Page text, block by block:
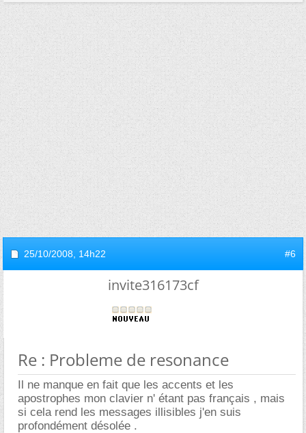
25/10/2008, 14h22 #6
invite316173cf
Re : Probleme de resonance
Il ne manque en fait que les accents et les
apostrophes mon clavier n' étant pas français , mais
si cela rend les messages illisibles j'en suis
profondément désolée .